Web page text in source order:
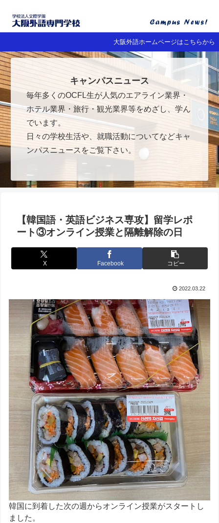
大阪外語ホームページはこちらから
キャンパスニュース
毎年多くのOCFL生が人気のエアライン業界・
ホテル業界・旅行・観光業界等をめざし、学ん
でいます。
日々の学校生活や、就職活動についてなどキャ
ンパスニュースをご覧下さい。
【韓国語・英語ビジネス専攻】留学レポ
ート③オンライン授業と隔離解除の日
X Facebook コピー
2022.03.22
韓国に到着した次の週からオンライン授業がスタートし
ました。